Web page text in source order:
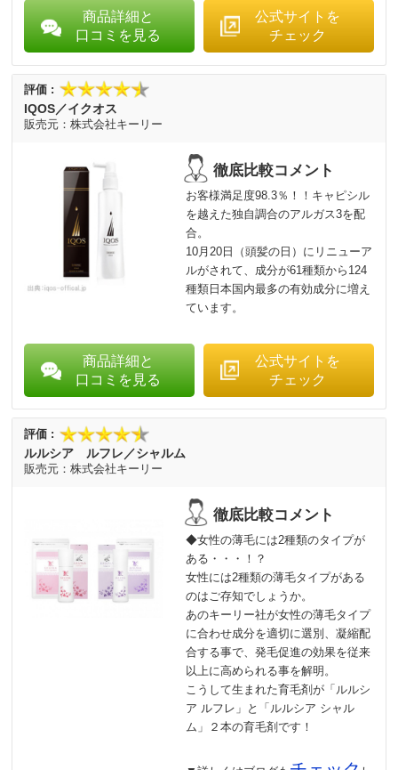
商品詳細と
口コミを見る
公式サイトを
チェック
IQOS／イクオス
株式会社キーリー
お客様満足度98.3％！！キャピシル
を越えた独自調合のアルガス3を配
合。
10月20日（頭髪の日）にリニューア
ルがされて、成分が61種類から124
種類日本国内最多の有効成分に増え
ています。
商品詳細と
口コミを見る
公式サイトを
チェック
ルルシア ルフレ／シャルム
株式会社キーリー
◆女性の薄毛には2種類のタイプが
ある・・・！？
女性には2種類の薄毛タイプがある
のはご存知でしょうか。
あのキーリー社が女性の薄毛タイプ
に合わせ成分を適切に選別、凝縮配
合する事で、発毛促進の効果を従来
以上に高められる事を解明。
こうして生まれた育毛剤が「ルルシ
ア ルフレ」と「ルルシア シャル
ム」２本の育毛剤です！